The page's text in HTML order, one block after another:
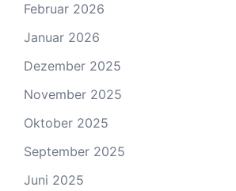
Februar 2026
Januar 2026
Dezember 2025
November 2025
Oktober 2025
September 2025
Juni 2025